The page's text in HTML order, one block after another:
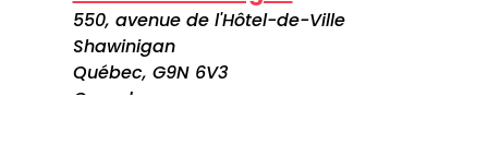
550, avenue de l'Hôtel-de-Ville
Shawinigan
Québec, G9N 6V3
Canada